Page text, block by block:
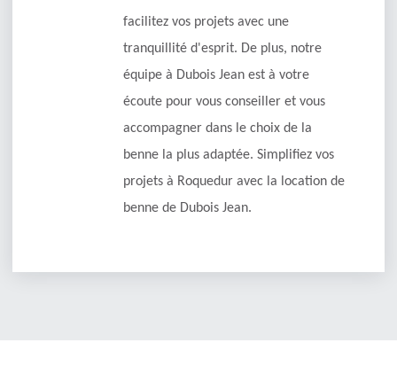
facilitez vos projets avec une
tranquillité d'esprit. De plus, notre
équipe à Dubois Jean est à votre
écoute pour vous conseiller et vous
accompagner dans le choix de la
benne la plus adaptée. Simplifiez vos
projets à Roquedur avec la location de
benne de Dubois Jean.